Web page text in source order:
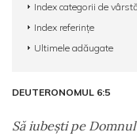
Index categorii de vârstă
Index referințe
Ultimele adăugate
DEUTERONOMUL 6:5
Să iubeşti pe